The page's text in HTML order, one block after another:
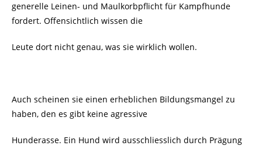
generelle Leinen- und Maulkorbpflicht für Kampfhunde
fordert. Offensichtlich wissen die
Leute dort nicht genau, was sie wirklich wollen.
Auch scheinen sie einen erheblichen Bildungsmangel zu
haben, den es gibt keine agressive
Hunderasse. Ein Hund wird ausschliesslich durch Prägung